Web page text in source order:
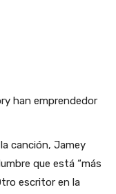
han emprendedor
canción, Jamey
que está “más
escritor en la